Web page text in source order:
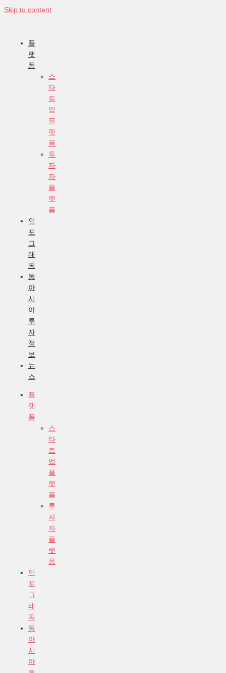
Skip to content
플
랫
폼
스
타
트
업
플
랫
폼
투
자
자
플
랫
폼
인
포
그
래
픽
동
아
시
아
투
자
정
보
뉴
스
플
랫
폼
스
타
트
업
플
랫
폼
투
자
자
플
랫
폼
인
포
그
래
픽
동
아
시
아